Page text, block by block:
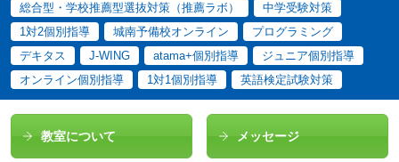
総合型・学校推薦型選抜対策（推薦ラボ）
中学受験対策
1対2個別指導
城南予備校オンライン
プログラミング
デキタス
J-WING atama+個別指導
ジュニア個別指導
オンライン個別指導
1対1個別指導 英語検定試験対策
教室について メッセージ